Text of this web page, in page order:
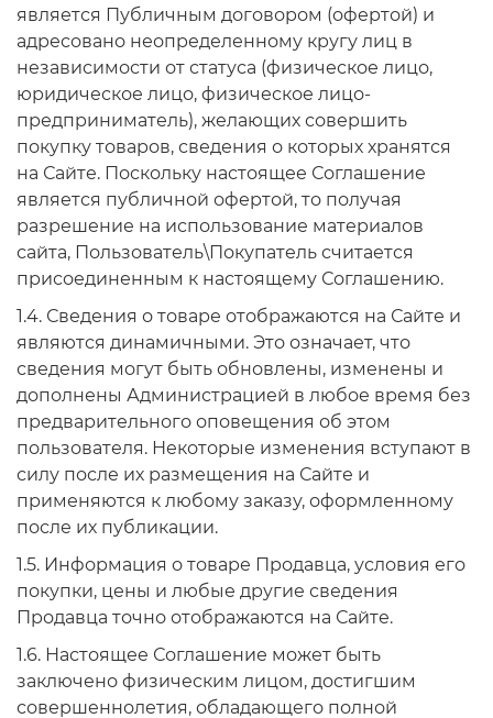
является Публичным договором (офертой) и
адресовано неопределенному кругу лиц в
независимости от статуса (физическое лицо,
юридическое лицо, физическое лицо-
предприниматель), желающих совершить
покупку товаров, сведения о которых хранятся
на Сайте. Поскольку настоящее Соглашение
является публичной офертой, то получая
разрешение на использование материалов
сайта, Пользователь\Покупатель считается
присоединенным к настоящему Соглашению.
1.4. Сведения о товаре отображаются на Сайте и
являются динамичными. Это означает, что
сведения могут быть обновлены, изменены и
дополнены Администрацией в любое время без
предварительного оповещения об этом
пользователя. Некоторые изменения вступают в
силу после их размещения на Сайте и
применяются к любому заказу, оформленному
после их публикации.
1.5. Информация о товаре Продавца, условия его
покупки, цены и любые другие сведения
Продавца точно отображаются на Сайте.
1.6. Настоящее Соглашение может быть
заключено физическим лицом, достигшим
совершеннолетия, обладающего полной